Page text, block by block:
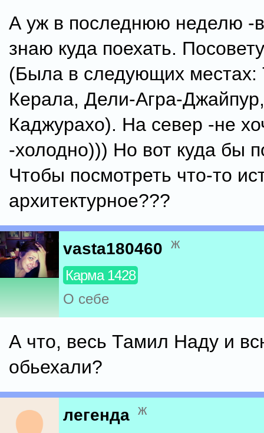
А уж в последнюю неделю -
знаю куда поехать.
(Была в следующих местах:
Керала, Дели-Агра-
Каджурахо). На север -не
-холодно))) Но вот куда бы
Чтобы посмотреть что-то
архитектурное???
vasta180460 ж
Карма 1428
О себе
А что, весь Тамил Наду и
обьехали?
легенда ж